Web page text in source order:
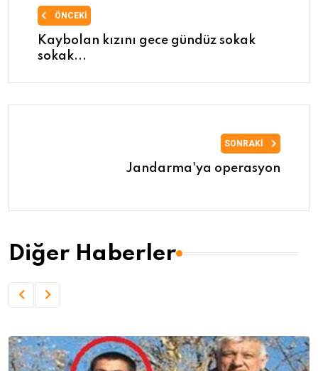
ÖNCEKI
Kaybolan kızını gece gündüz sokak
sokak...
SONRAKI
Jandarma'ya operasyon
Diğer Haberler